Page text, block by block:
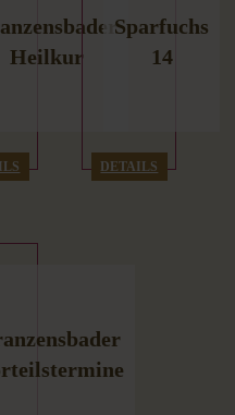
Heilkur
Sparfuchs
14
DETAILS